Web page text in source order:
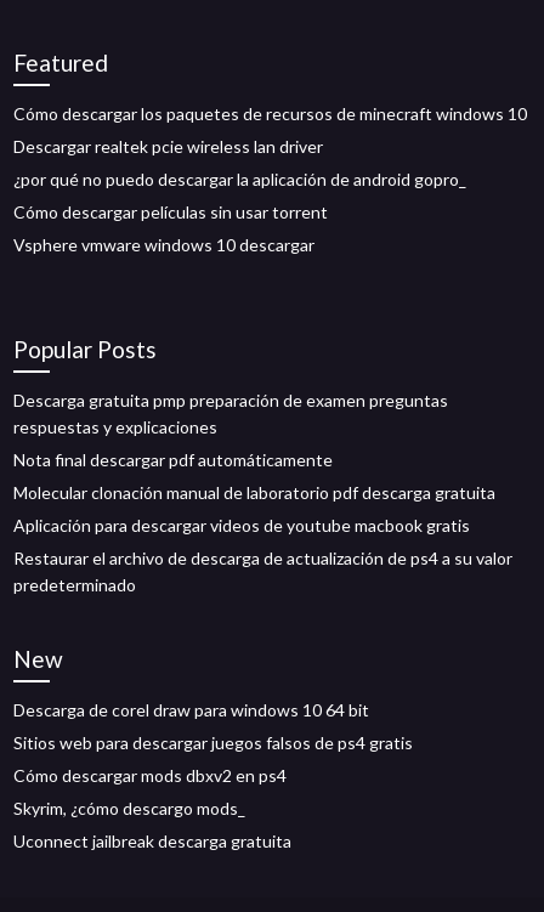
Featured
Cómo descargar los paquetes de recursos de minecraft windows 10
Descargar realtek pcie wireless lan driver
¿por qué no puedo descargar la aplicación de android gopro_
Cómo descargar películas sin usar torrent
Vsphere vmware windows 10 descargar
Popular Posts
Descarga gratuita pmp preparación de examen preguntas
respuestas y explicaciones
Nota final descargar pdf automáticamente
Molecular clonación manual de laboratorio pdf descarga gratuita
Aplicación para descargar videos de youtube macbook gratis
Restaurar el archivo de descarga de actualización de ps4 a su valor
predeterminado
New
Descarga de corel draw para windows 10 64 bit
Sitios web para descargar juegos falsos de ps4 gratis
Cómo descargar mods dbxv2 en ps4
Skyrim, ¿cómo descargo mods_
Uconnect jailbreak descarga gratuita